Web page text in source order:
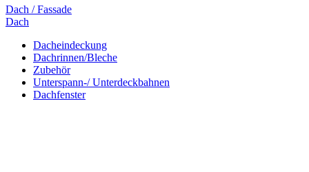
Dach / Fassade
Dach
Dacheindeckung
Dachrinnen/Bleche
Zubehör
Unterspann-/ Unterdeckbahnen
Dachfenster